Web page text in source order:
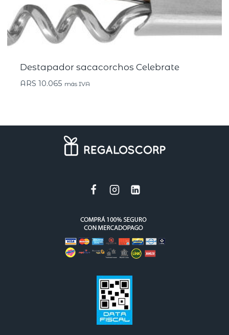
Destapador sacacorchos Celebrate
ARS 10.065 más IVA